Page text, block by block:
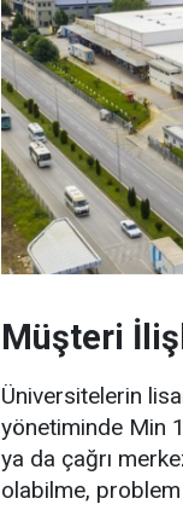
Müşteri
Üniversitelerin
yönetiminde Min
ya da çağrı
olabilme,